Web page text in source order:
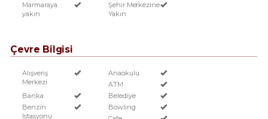
Marmaraya
yakın
Şehir Merkezine
Yakın
Çevre Bilgisi
Alışveriş
Merkezi
Anaokulu
ATM
Banka
Belediye
Benzin
Istasyonu
Bowling